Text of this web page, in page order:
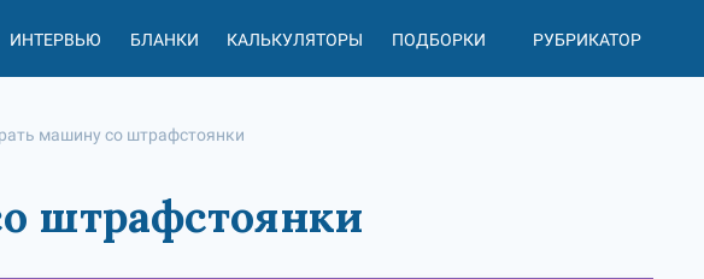
ИНТЕРВЬЮ БЛАНКИ КАЛЬКУЛЯТОРЫ ПОДБОРКИ РУБРИКАТОР
машину со штрафстоянки
штрафстоянки